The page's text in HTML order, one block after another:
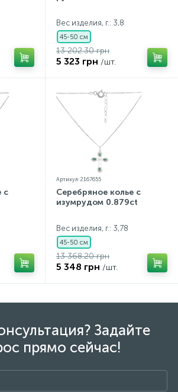
Вес изделия, г.: 3,8
45-50 см
13 202.30 грн
5 323 грн /шт.
с
Артикул: 2167655
Серебряное колье с
изумрудом 0.879ct
Вес изделия, г.: 3,78
45-50 см
13 368.20 грн
5 348 грн /шт.
Задайте
прямо сейчас!